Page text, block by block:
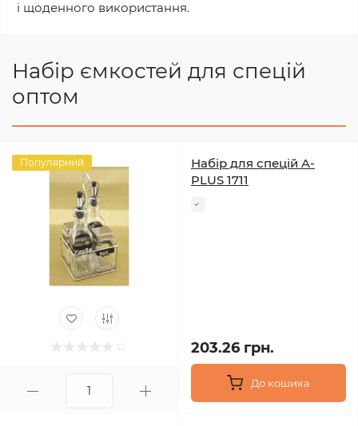
і щоденного використання.
Набір ємкостей для спецій
оптом
Популярний
Набір для спецій A-
PLUS 1711
203.26 грн.
До кошика